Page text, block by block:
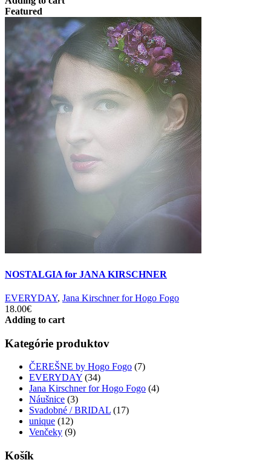
Featured
NOSTALGIA for JANA KIRSCHNER
EVERYDAY, Jana Kirschner for Hogo Fogo
18.00€
Adding to cart
Kategórie produktov
ČEREŠNE by Hogo Fogo (7)
EVERYDAY (34)
Jana Kirschner for Hogo Fogo (4)
Náušnice (3)
Svadobné / BRIDAL (17)
unique (12)
Venčeky (9)
Košík